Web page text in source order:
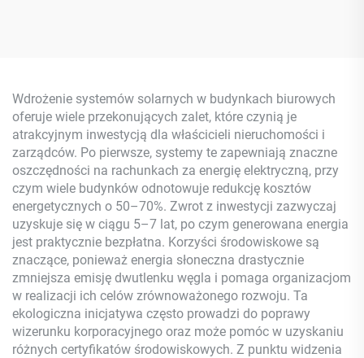
domowego
Efektywność
Wdrożenie systemów solarnych w budynkach biurowych
oferuje wiele przekonujących zalet, które czynią je
atrakcyjnym inwestycją dla właścicieli nieruchomości i
zarządców. Po pierwsze, systemy te zapewniają znaczne
oszczędności na rachunkach za energię elektryczną, przy
czym wiele budynków odnotowuje redukcję kosztów
energetycznych o 50–70%. Zwrot z inwestycji zazwyczaj
uzyskuje się w ciągu 5–7 lat, po czym generowana energia
jest praktycznie bezpłatna. Korzyści środowiskowe są
znaczące, ponieważ energia słoneczna drastycznie
zmniejsza emisję dwutlenku węgla i pomaga organizacjom
w realizacji ich celów zrównoważonego rozwoju. Ta
ekologiczna inicjatywa często prowadzi do poprawy
wizerunku korporacyjnego oraz może pomóc w uzyskaniu
różnych certyfikatów środowiskowych. Z punktu widzenia